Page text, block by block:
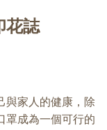
花誌
與家人的健康，除
罩成為一個可行的